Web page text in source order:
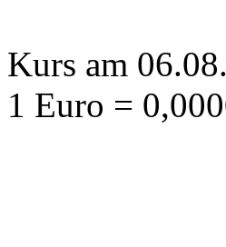
Kurs am
1 Euro =